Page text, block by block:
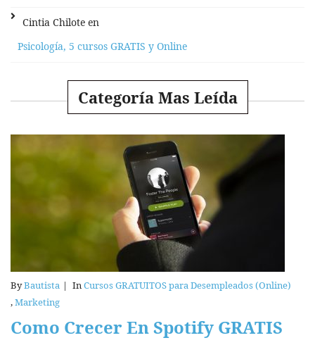
Cintia Chilote en
Psicología, 5 cursos GRATIS y Online
Categoría Mas Leída
ByBautista | InCursos GRATUITOS para Desempleados (Online)
,Marketing
Como Crecer En Spotify GRATIS